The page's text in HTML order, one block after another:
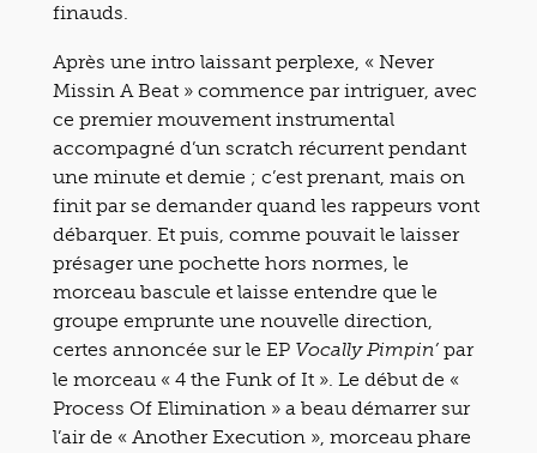
finauds.
Après une intro laissant perplexe, « Never
Missin A Beat » commence par intriguer, avec
ce premier mouvement instrumental
accompagné d’un scratch récurrent pendant
une minute et demie ; c’est prenant, mais on
finit par se demander quand les rappeurs vont
débarquer. Et puis, comme pouvait le laisser
présager une pochette hors normes, le
morceau bascule et laisse entendre que le
groupe emprunte une nouvelle direction,
certes annoncée sur le EP Vocally Pimpin’ par
le morceau « 4 the Funk of It ». Le début de «
Process Of Elimination » a beau démarrer sur
l’air de « Another Execution », morceau phare